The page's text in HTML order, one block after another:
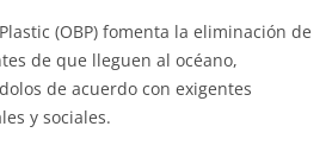
(OBP) fomenta la eliminación de
de que lleguen al océano,
de acuerdo con exigentes
y sociales.